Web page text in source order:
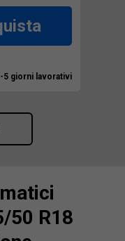
5 giorni lavorativi
50 R18